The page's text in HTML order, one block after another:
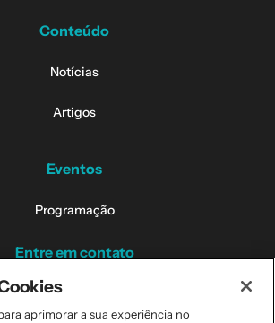
Conteúdo
Notícias
Artigos
Eventos
Programação
Entre em contato
Contatos dos Campi
aprimorar a sua experiência no